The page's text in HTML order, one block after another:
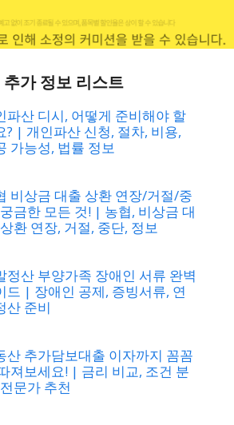
가 정보 리스트
파산 디시, 어떻게 준비해야 할
? | 개인파산 신청, 절차, 비용,
가능성, 법률 정보
비상금 대출 상환 연장/거절/중
금한 모든 것! | 농협, 비상금 대
환 연장, 거절, 중단, 정보
정산 부양가족 장애인 서류 완벽
드 | 장애인 공제, 증빙서류, 연
산 준비
산 추가담보대출 이자까지 꼼꼼
져보세요! | 금리 비교, 조건 분
문가 추천